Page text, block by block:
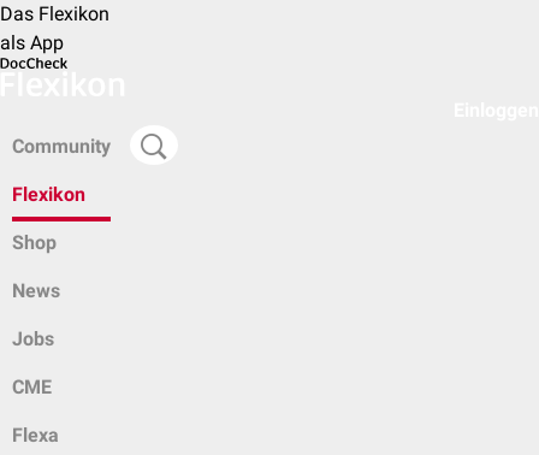
Das Flexikon
als App
Community
Flexikon
Shop
News
Jobs
CME
Flexa